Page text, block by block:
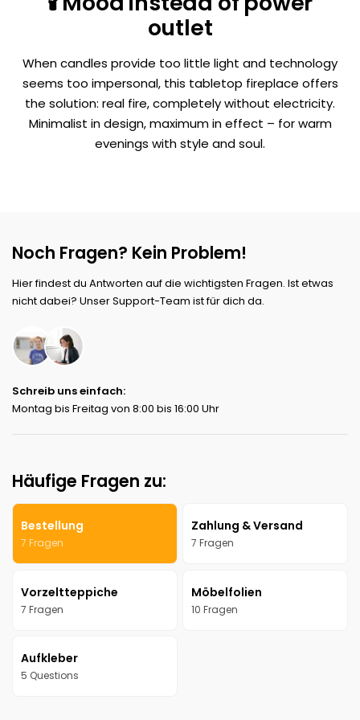
outlet
When candles provide too little light and technology
seems too impersonal, this tabletop fireplace offers
the solution: real fire, completely without electricity.
Minimalist in design, maximum in effect – for warm
evenings with style and soul.
Noch Fragen? Kein Problem!
Hier findest du Antworten auf die wichtigsten Fragen. Ist etwas
nicht dabei? Unser Support-Team ist für dich da.
Schreib uns einfach:
Montag bis Freitag von 8:00 bis 16:00 Uhr
Häufige Fragen zu:
Bestellung
7 Fragen
Zahlung & Versand
7 Fragen
Vorzeltteppiche
7 Fragen
Möbelfolien
10 Fragen
Aufkleber
5 Questions